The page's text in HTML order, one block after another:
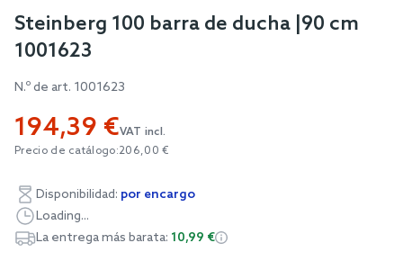
Skip
to
beginning
the
images
Steinberg 100 barra de ducha |90 cm
1001623
N.º de art. 1001623
194,39 €VAT incl.
Precio de catálogo:206,00 €
Disponibilidad: por encargo
Loading...
La entrega más barata: 10,99 €